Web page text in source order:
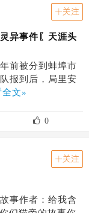
关注
异事件〖天涯头
前被分到蚌埠市
报到后，局里安
全文»
0
关注
事作者：给我含